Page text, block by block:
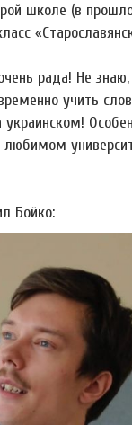
школе (в
рада! Не
учить
Бойко: